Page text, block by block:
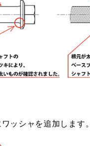
ッシャを追加します。